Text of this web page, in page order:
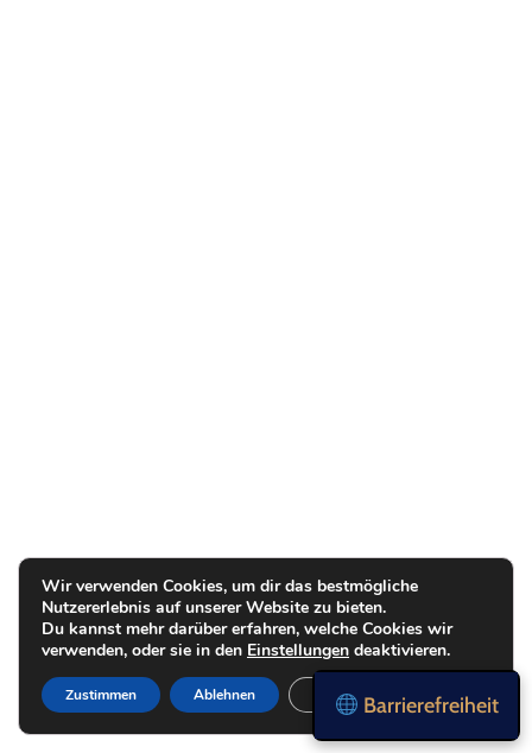
Barrierefreiheit
Wir verwenden Cookies, um dir das bestmögliche
Nutzererlebnis auf unserer Website zu bieten.
Du kannst mehr darüber erfahren, welche Cookies wir
verwenden, oder sie in den Einstellungen deaktivieren.
Zustimmen Ablehnen Einstellungen